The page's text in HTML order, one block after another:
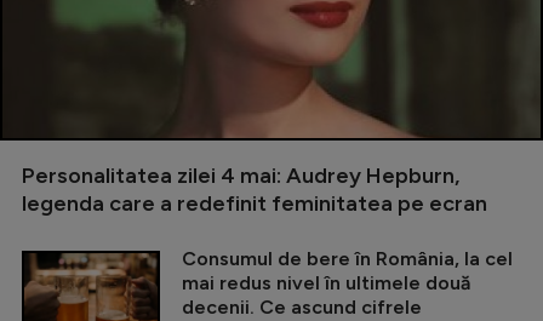
Personalitatea zilei 4 mai: Audrey Hepburn,
legenda care a redefinit feminitatea pe ecran
Consumul de bere în România, la cel
mai redus nivel în ultimele două
decenii. Ce ascund cifrele